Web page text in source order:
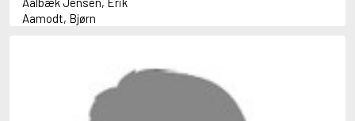
Aamodt, Bjørn
Abbott, Megan
Abdel-Fattah, Randa